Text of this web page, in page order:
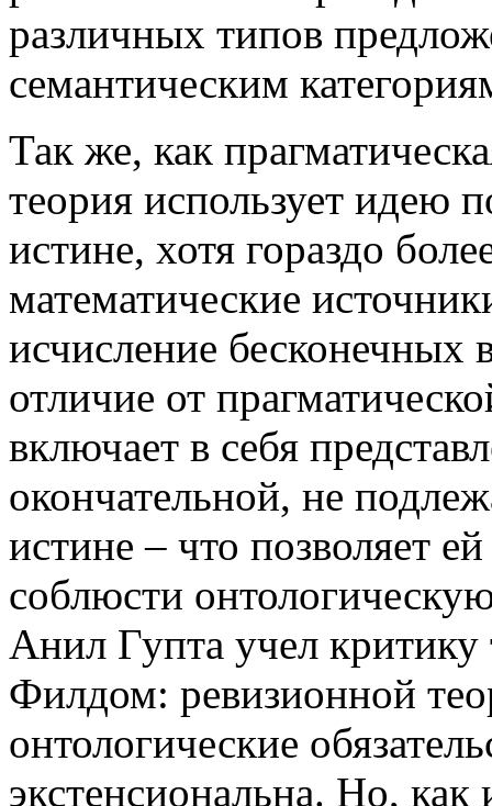
различных типов
семантическим
Так же, как
теория использует идею
истине, хотя гораздо
математические
исчисление бесконечных
отличие от
включает в себя
окончательной, не
истине – что позволяет
соблюсти
Анил Гупта учел
Филдом: ревизионной
онтологические
экстенсиональна. Но, как